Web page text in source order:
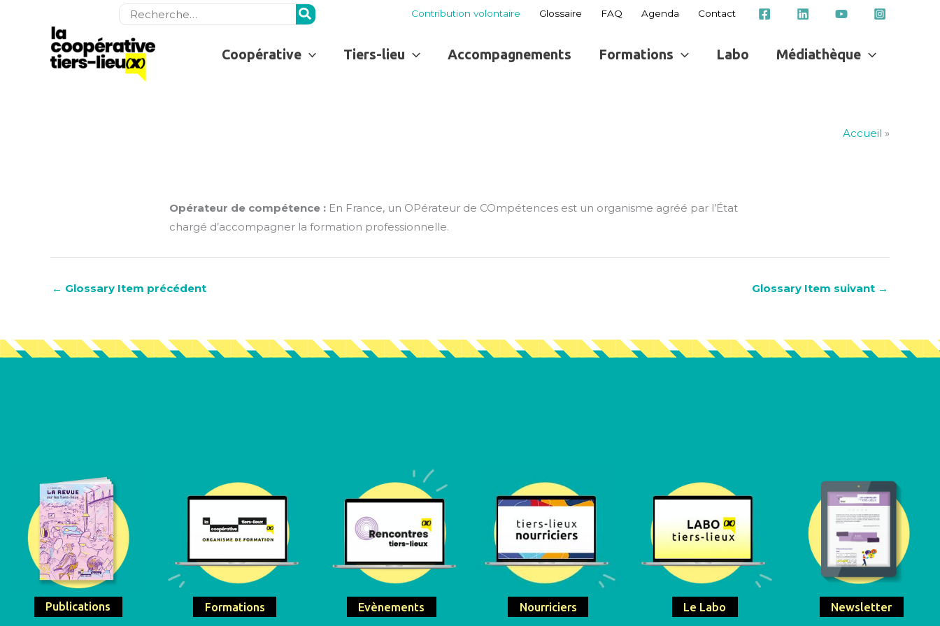
Rechercher: Contribution volontaire Glossaire FAQ Agenda Contact
Coopérative Tiers-lieu Accompagnements Formations Labo Médiathèque
Accueil »
Opérateur de compétence : En France, un OPérateur de COmpétences est un organisme agréé par l’État
chargé d’accompagner la formation professionnelle.
← Glossary Item précédent Glossary Item suivant →
Publications Formations Evènements Nourriciers Le Labo Newsletter